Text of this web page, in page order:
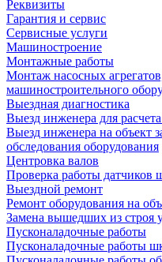
Реквизиты
Гарантия и сервис
Сервисные услуги
Машиностроение
Монтажные работы
Монтаж насосных
машиностроительного
Выездная диагностика
Выезд инженера для
Выезд инженера на объект
обследования оборудования
Центровка валов
Проверка работы датчиков
Выездной ремонт
Ремонт оборудования на
Замена вышедших из строя
Пусконаладочные работы
Пусконаладочные работы